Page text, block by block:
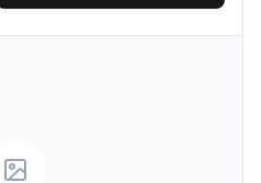
Muppet